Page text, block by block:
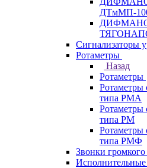
ДТмМП-
Сигнализаторы
Ротаметры
Назад
Ротаметры
Ротаметры
типа РМА
Ротаметры
типа РМ
Ротаметры
типа РМФ
Звонки